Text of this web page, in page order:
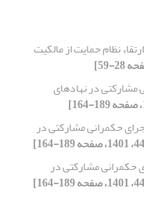
نظام حمایت از مالکیت
مشارکتی در نهادهای
حکمرانی مشارکتی در
حکمرانی مشارکتی در